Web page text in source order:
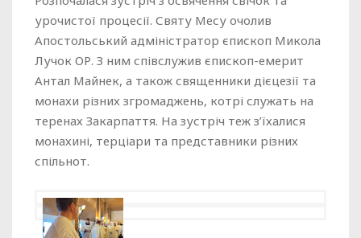
урочистої процесії. Святу Месу очолив
Апостольський адміністратор єпископ Микола
Лучок ОР. З ним співслужив єпископ-емерит
Антал Майнек, а також священники дієцезії та
монахи різних згромаджень, котрі служать на
теренах Закарпаття. На зустріч теж з’їхалися
монахині, терціари та представники різних
спільнот.